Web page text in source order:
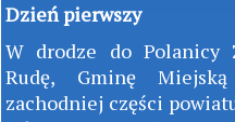
Dzień pierwszy
W drodze do Polanicy
Rudę, Gminę
zachodniej części